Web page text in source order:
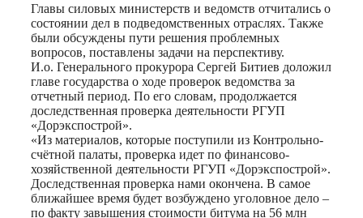
Главы силовых министерств и ведомств отчитались о
состоянии дел в подведомственных отраслях. Также
были обсуждены пути решения проблемных
вопросов, поставлены задачи на перспективу.
И.о. Генерального прокурора Сергей Битиев доложил
главе государства о ходе проверок ведомства за
отчетный период. По его словам, продолжается
доследственная проверка деятельности РГУП
«Дорэкспострой».
«Из материалов, которые поступили из Контрольно-
счётной палаты, проверка идет по финансово-
хозяйственной деятельности РГУП «Дорэкспострой».
Доследственная проверка нами окончена. В самое
ближайшее время будет возбуждено уголовное дело –
по факту завышения стоимости битума на 56 млн